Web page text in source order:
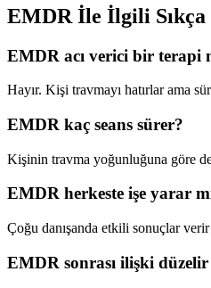
EMDR İle İlgili
EMDR acı verici bir terapi
Hayır. Kişi travmayı hatırlar ama
EMDR kaç seans sürer?
Kişinin travma yoğunluğuna göre
EMDR herkeste işe yarar
Çoğu danışanda etkili sonuçlar
EMDR sonrası ilişki